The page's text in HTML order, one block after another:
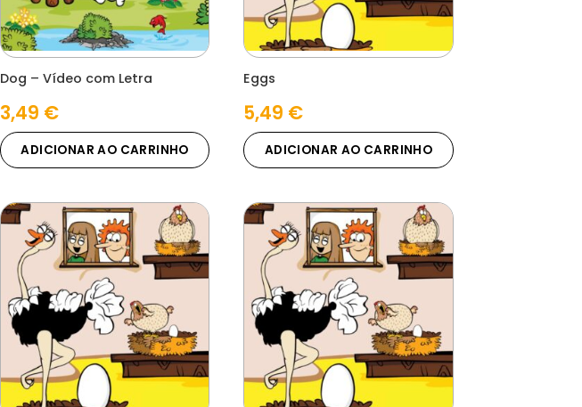
Dog – Vídeo com Letra
3,49 €
ADICIONAR AO CARRINHO
Eggs
5,49 €
ADICIONAR AO CARRINHO